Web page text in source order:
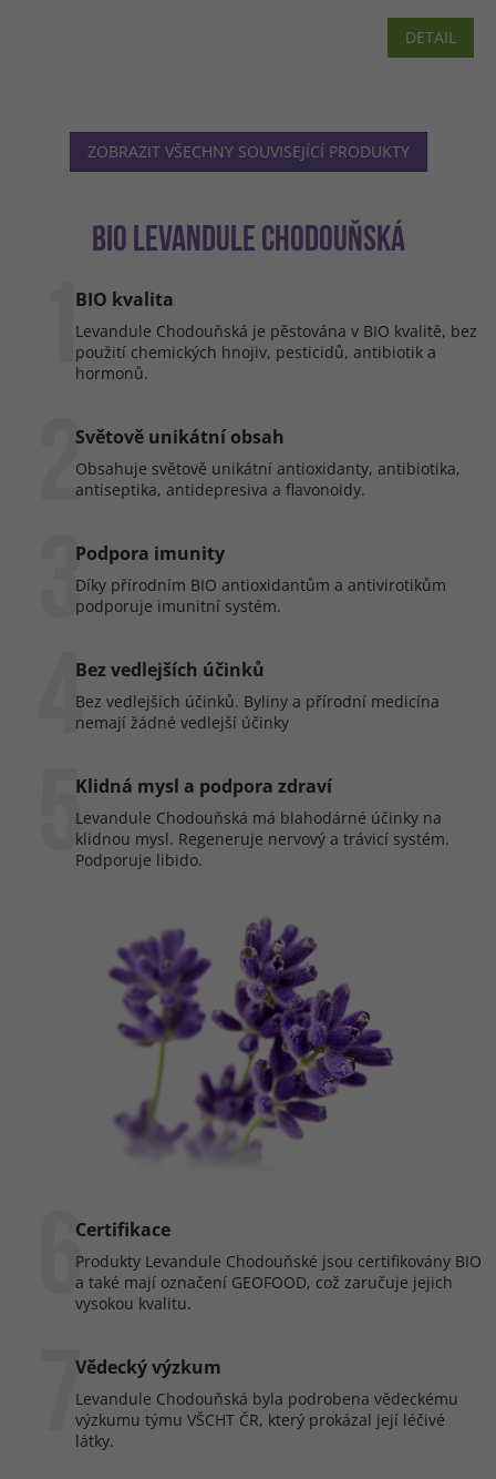
DETAIL
ZOBRAZIT VŠECHNY SOUVISEJÍCÍ PRODUKTY
BIO LEVANDULE CHODOUŇSKÁ
1
BIO kvalita
Levandule Chodouňská je pěstována v BIO kvalitě, bez
použití chemických hnojiv, pesticidů, antibiotik a
hormonů.
2
Světově unikátní obsah
Obsahuje světově unikátní antioxidanty, antibiotika,
antiseptika, antidepresiva a flavonoidy.
3
Podpora imunity
Díky přírodním BIO antioxidantům a antivirotikům
podporuje imunitní systém.
4
Bez vedlejších účinků
Bez vedlejších účinků. Byliny a přírodní medicína
nemají žádné vedlejší účinky
5
Klidná mysl a podpora zdraví
Levandule Chodouňská má blahodárné účinky na
klidnou mysl. Regeneruje nervový a trávicí systém.
Podporuje libido.
6
Certifikace
Produkty Levandule Chodouňské jsou certifikovány BIO
a také mají označení GEOFOOD, což zaručuje jejich
vysokou kvalitu.
7
Vědecký výzkum
Levandule Chodouňská byla podrobena vědeckému
výzkumu týmu VŠCHT ČR, který prokázal její léčivé
látky.